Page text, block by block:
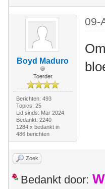
Boyd Maduro
Toerder
Berichten: 493
Topics: 25
Lid sinds: Mar 2024
Bedankt: 2240
1284 x bedankt in
486 berichten
09-
Zoek
Bedankt door: